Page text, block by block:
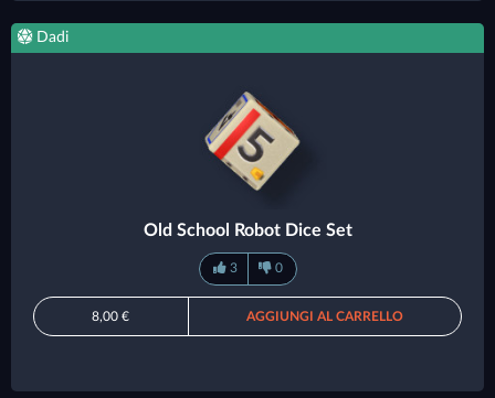
Dadi
Old School Robot Dice Set
3 0
8,00 € AGGIUNGI AL CARRELLO